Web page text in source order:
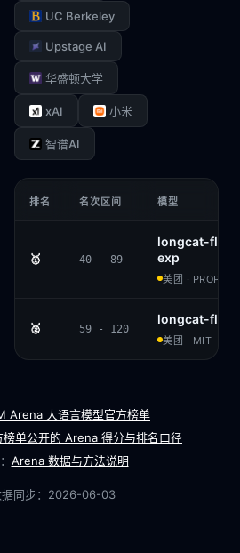
UC Berkeley
Upstage AI
华盛顿大学
xAI 小米
智谱AI
排名 名次区间 模型
🥇 40 - 89
longcat-
exp
美团 ·
🥈 59 - 120
longcat-
美团 · MIT
Arena 大语言模型官方榜单
榜单公开的 Arena 得分与排名口径
Arena 数据与方法说明
同步： 2026-06-03